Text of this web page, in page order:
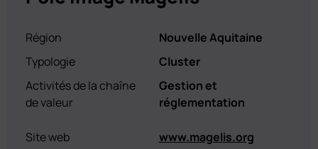
Région
Nouvelle Aquitaine
Typologie
Cluster
Activités de la chaîne
de valeur
Gestion et
réglementation
Site web
www.magelis.org